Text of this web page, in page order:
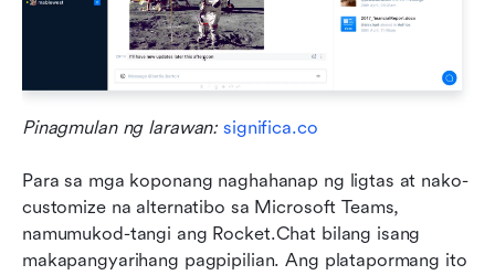
Pinagmulan ng larawan: significa.co
Para sa mga koponang naghahanap ng ligtas at nako-
customize na alternatibo sa Microsoft Teams,
namumukod-tangi ang Rocket.Chat bilang isang
makapangyarihang pagpipilian. Ang platapormang ito